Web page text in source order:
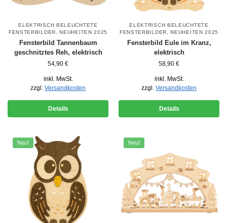
ELEKTRISCH BELEUCHTETE
FENSTERBILDER ,NEUHEITEN 2025
Fensterbild Tannenbaum
geschnitztes Reh, elektrisch
54,90 €
inkl. MwSt.
zzgl. Versandkosten
Details
ELEKTRISCH BELEUCHTETE
FENSTERBILDER ,NEUHEITEN 2025
Fensterbild Eule im Kranz,
elektrisch
58,90 €
inkl. MwSt.
zzgl. Versandkosten
Details
Neu! Neu!